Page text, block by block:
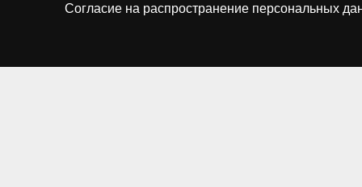
Согласие на распространение персональных